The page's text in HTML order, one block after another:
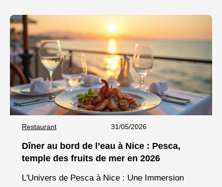
Restaurant 31/05/2026
Dîner au bord de l’eau à Nice : Pesca,
temple des fruits de mer en 2026
L'Univers de Pesca à Nice : Une Immersion